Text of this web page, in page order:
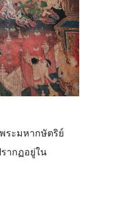
ระมหากษัตริย์
ากฏอยู่ใน